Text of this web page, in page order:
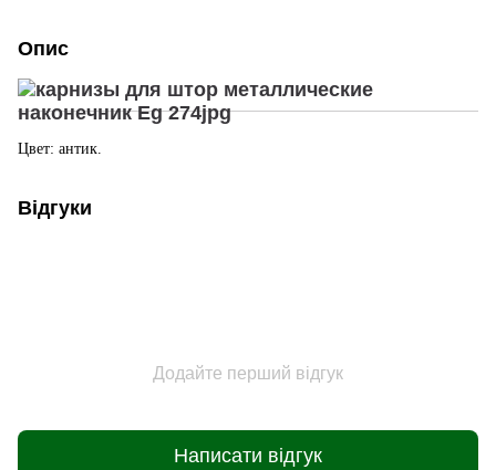
Опис
Цвет: антик.
Відгуки
Додайте перший відгук
Написати відгук